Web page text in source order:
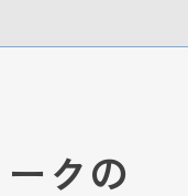
クの